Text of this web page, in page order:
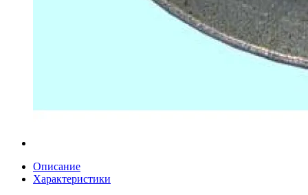
Описание
Характеристики